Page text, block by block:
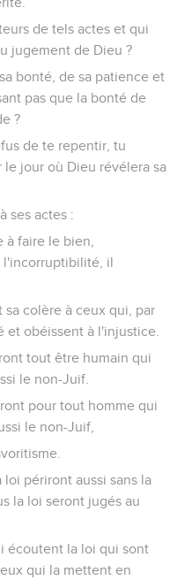
de tels actes et qui
jugement de Dieu ?
bonté, de sa patience et
pas que la bonté de
?
de te repentir, tu
le jour où Dieu révélera sa
ses actes :
à faire le bien,
l'incorruptibilité, il
colère à ceux qui, par
obéissent à l'injustice.
tout être humain qui
le non-Juif.
pour tout homme qui
le non-Juif,
périront aussi sans la
la loi seront jugés au
écoutent la loi qui sont
qui la mettent en